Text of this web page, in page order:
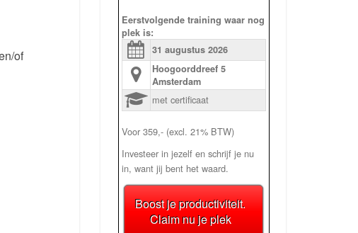
of
Eerstvolgende training waar nog
plek is:
31 augustus 2026
Hoogoorddreef 5
Amsterdam
met certificaat
Voor 359,- (excl. 21% BTW)
Investeer in jezelf en schrijf je nu
in, want jij bent het waard.
Boost je productiviteit.
Claim nu je plek